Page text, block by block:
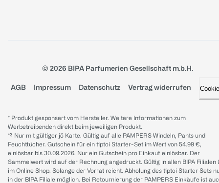
© 2026 BIPA Parfumerien Gesellschaft m.b.H.
AGB Impressum Datenschutz Vertrag widerrufen
* Produkt gesponsert vom Hersteller. Weitere Informationen zum
Werbetreibenden direkt beim jeweiligen Produkt.
*³ Nur mit gültiger jö Karte. Gültig auf alle PAMPERS Windeln, Pants und
Feuchttücher. Gutschein für ein tiptoi Starter-Set im Wert von 54.99 €,
einlösbar bis 30.09.2026. Nur ein Gutschein pro Einkauf einlösbar. Der
Sammelwert wird auf der Rechnung angedruckt. Gültig in allen BIPA Filialen
im Online Shop. Solange der Vorrat reicht. Abholung des tiptoi Starter Sets
in der BIPA Filiale möglich. Bei Retournierung der PAMPERS Einkäufe ist